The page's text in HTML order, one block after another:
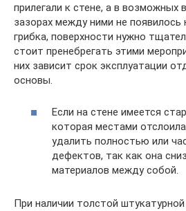
прилегали к стене, а в возможных
зазорах между ними не появилось
грибка, поверхности нужно
стоит пренебрегать этими
них зависит срок эксплуатации
основы.
Если на стене имеется
которая местами
удалить полностью или
дефектов, так как она
материалов между собой.
При наличии толстой